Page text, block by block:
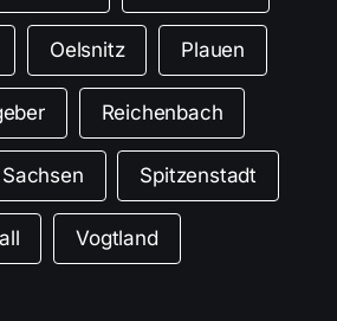
Oelsnitz Plauen
Reichenbach
Sachsen Spitzenstadt
Vogtland